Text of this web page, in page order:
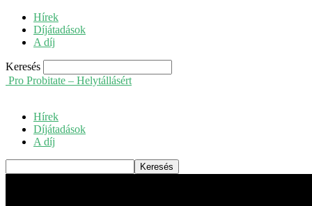
Hírek
Díjátadások
A díj
Keresés
Pro Probitate – Helytállásért
Hírek
Díjátadások
A díj